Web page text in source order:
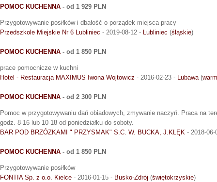
POMOC KUCHENNA - od 1 929 PLN
Przygotowywanie posiłków i dbałość o porządek miejsca pracy
Przedszkole Miejskie Nr 6 Lubliniec - 2019-08-12 - Lubliniec (śląskie)
POMOC KUCHENNA - od 1 850 PLN
prace pomocnicze w kuchni
Hotel - Restauracja MAXIMUS Iwona Wojtowicz - 2016-02-23 - Lubawa(
POMOC KUCHENNA - od 2 300 PLN
Pomoc w przygotowywaniu dań obiadowych, zmywanie naczyń. Praca na
godz. 8-16 lub 10-18 od poniedziałku do soboty.
BAR POD BRZÓZKAMI " PRZYSMAK" S.C. W. BUCKA, J.KLĘK - 2018-
POMOC KUCHENNA - od 1 850 PLN
Przygotowywanie posiłków
FONTIA Sp. z o.o. Kielce - 2016-01-15 - Busko-Zdrój (świętokrzyskie)